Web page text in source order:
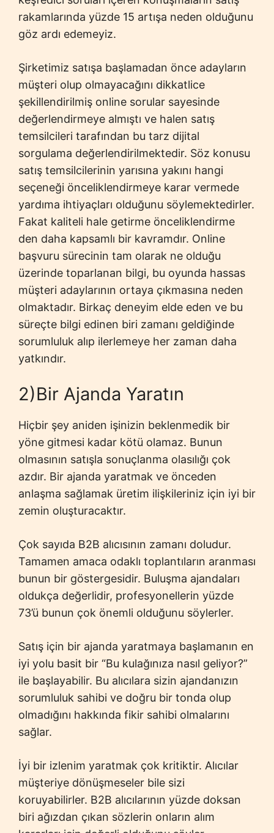
rakamlarında yüzde 15 artışa neden olduğunu
göz ardı edemeyiz.
Şirketimiz satışa başlamadan önce adayların
müşteri olup olmayacağını dikkatlice
şekillendirilmiş online sorular sayesinde
değerlendirmeye almıştı ve halen satış
temsilcileri tarafından bu tarz dijital
sorgulama değerlendirilmektedir. Söz konusu
satış temsilcilerinin yarısına yakını hangi
seçeneği önceliklendirmeye karar vermede
yardıma ihtiyaçları olduğunu söylemektedirler.
Fakat kaliteli hale getirme önceliklendirme
den daha kapsamlı bir kavramdır. Online
başvuru sürecinin tam olarak ne olduğu
üzerinde toparlanan bilgi, bu oyunda hassas
müşteri adaylarının ortaya çıkmasına neden
olmaktadır. Birkaç deneyim elde eden ve bu
süreçte bilgi edinen biri zamanı geldiğinde
sorumluluk alıp ilerlemeye her zaman daha
yatkındır.
2)Bir Ajanda Yaratın
Hiçbir şey aniden işinizin beklenmedik bir
yöne gitmesi kadar kötü olamaz. Bunun
olmasının satışla sonuçlanma olasılığı çok
azdır. Bir ajanda yaratmak ve önceden
anlaşma sağlamak üretim ilişkileriniz için iyi bir
zemin oluşturacaktır.
Çok sayıda B2B alıcısının zamanı doludur.
Tamamen amaca odaklı toplantıların aranması
bunun bir göstergesidir. Buluşma ajandaları
oldukça değerlidir, profesyonellerin yüzde
73’ü bunun çok önemli olduğunu söylerler.
Satış için bir ajanda yaratmaya başlamanın en
iyi yolu basit bir “Bu kulağınıza nasıl geliyor?”
ile başlayabilir. Bu alıcılara sizin ajandanızın
sorumluluk sahibi ve doğru bir tonda olup
olmadığını hakkında fikir sahibi olmalarını
sağlar.
İyi bir izlenim yaratmak çok kritiktir. Alıcılar
müşteriye dönüşmeseler bile sizi
koruyabilirler. B2B alıcılarının yüzde doksan
biri ağızdan çıkan sözlerin onların alım